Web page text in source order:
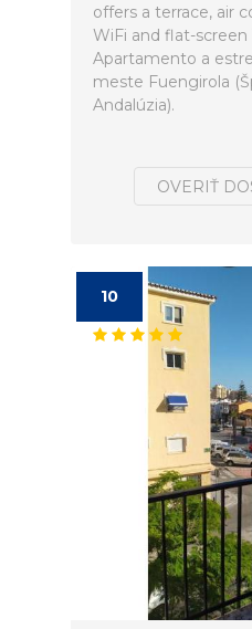
offers a terrace, air
WiFi and flat-screen
Apartamento a
meste Fuengirola
Andalúzia).
OVERIŤ
10